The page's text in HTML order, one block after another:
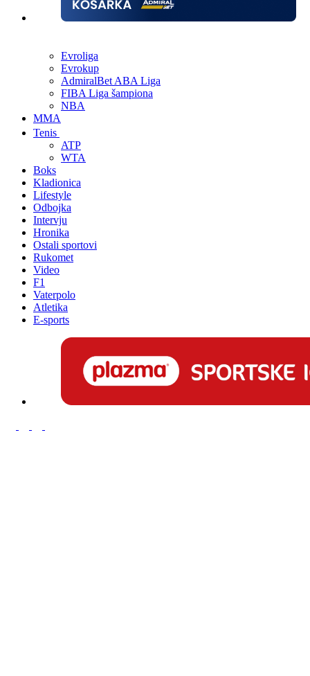
Evroliga
Evrokup
AdmiralBet ABA Liga
FIBA Liga šampiona
NBA
MMA
Tenis
ATP
WTA
Boks
Kladionica
Lifestyle
Odbojka
Intervju
Hronika
Ostali sportovi
Rukomet
Video
F1
Vaterpolo
Atletika
E-sports